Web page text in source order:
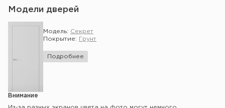
Модели дверей
Модель: Секрет
Покрытие:
Грунт
Подробнее
Внимание